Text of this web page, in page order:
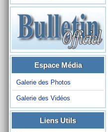
Espace Média
Galerie des Photos
Galerie des Vidéos
Liens Utils